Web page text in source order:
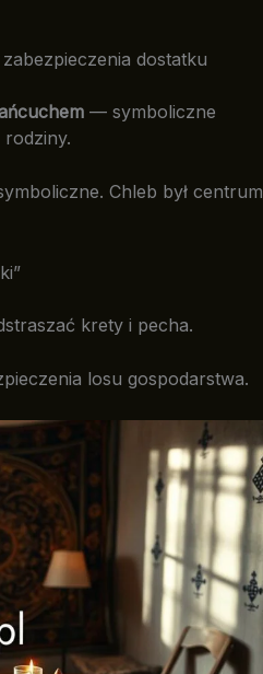
dostatku
— symboliczne
Chleb był centrum
krety i pecha.
losu gospodarstwa.